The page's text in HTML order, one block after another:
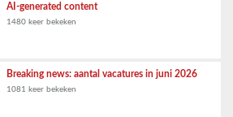
AI-generated content
1480 keer bekeken
Breaking news: aantal vacatures in juni 2026
1081 keer bekeken